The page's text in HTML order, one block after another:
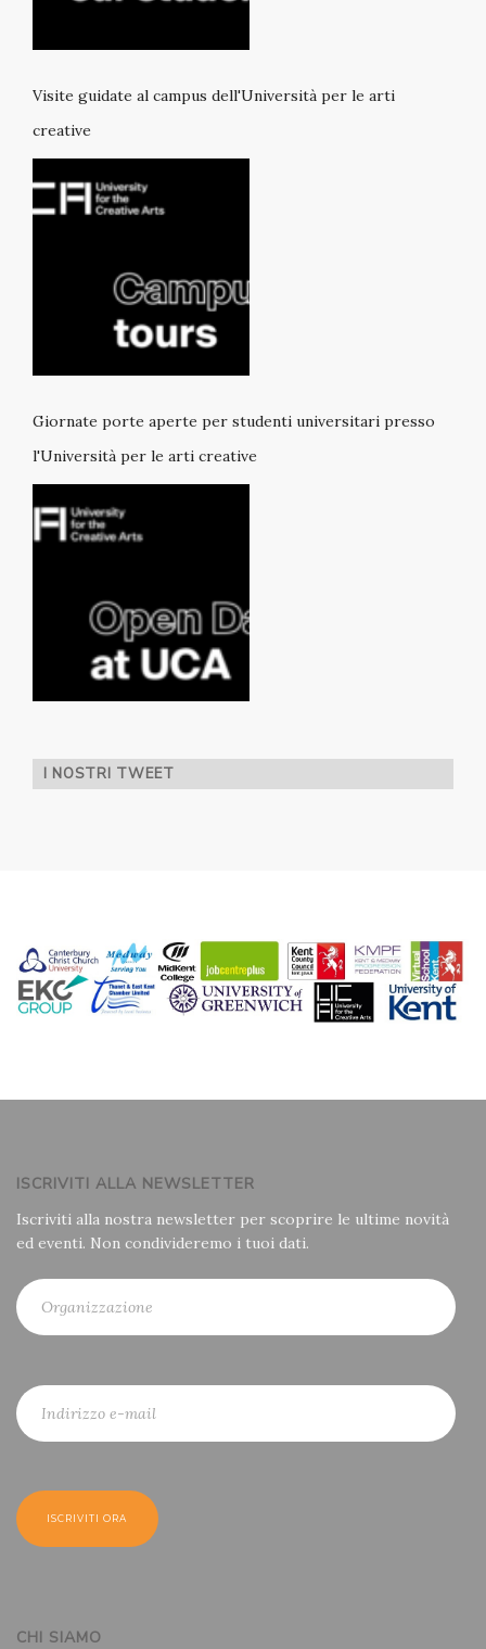
Visite guidate al campus dell'Università per le arti
creative
Giornate porte aperte per studenti universitari presso
l'Università per le arti creative
I NOSTRI TWEET
ISCRIVITI ALLA NEWSLETTER
Iscriviti alla nostra newsletter per scoprire le ultime novità
ed eventi. Non condivideremo i tuoi dati.
CHI SIAMO